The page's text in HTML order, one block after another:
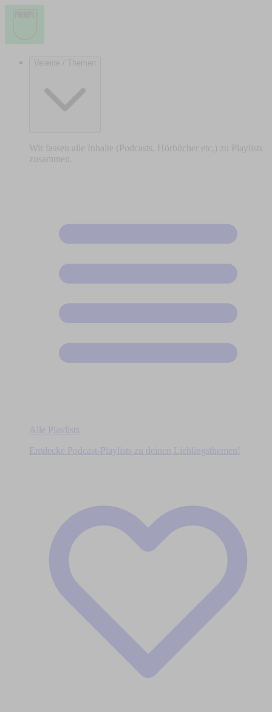
Vereine / Themen
Wir fassen alle Inhalte (Podcasts, Hörbücher etc.) zu Playlists
zusammen.
Alle Playlists
Entdecke Podcast-Playlists zu deinen Lieblingsthemen!